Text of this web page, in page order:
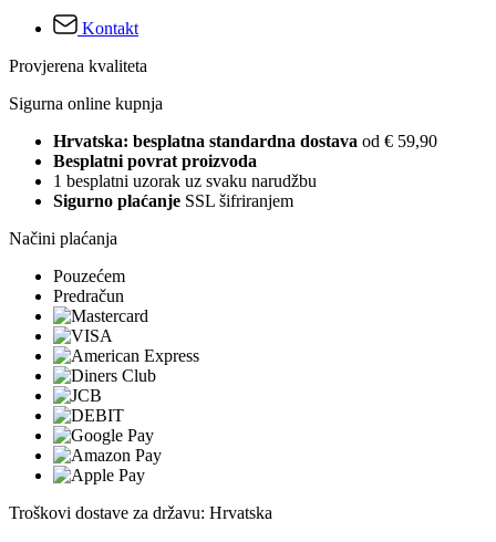
Kontakt
Provjerena kvaliteta
Sigurna online kupnja
Hrvatska: besplatna standardna dostava od € 59,90
Besplatni povrat proizvoda
1 besplatni uzorak uz svaku narudžbu
Sigurno plaćanje SSL šifriranjem
Načini plaćanja
Pouzećem
Predračun
Troškovi dostave za državu: Hrvatska